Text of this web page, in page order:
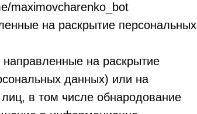
maximovcharenko_bot
на раскрытие персональных
на раскрытие
данных) или на
в том числе обнародование